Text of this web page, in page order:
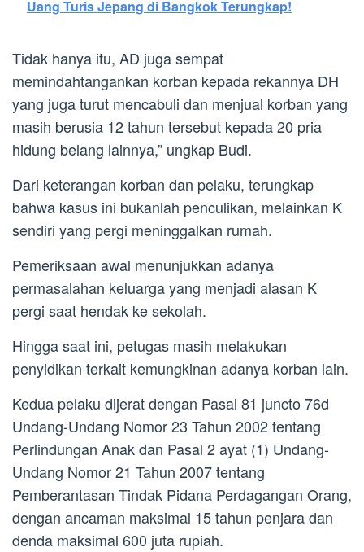
Uang Turis Jepang di Bangkok Terungkap!
Tidak hanya itu, AD juga sempat
memindahtangankan korban kepada rekannya DH
yang juga turut mencabuli dan menjual korban yang
masih berusia 12 tahun tersebut kepada 20 pria
hidung belang lainnya,” ungkap Budi.
Dari keterangan korban dan pelaku, terungkap
bahwa kasus ini bukanlah penculikan, melainkan K
sendiri yang pergi meninggalkan rumah.
Pemeriksaan awal menunjukkan adanya
permasalahan keluarga yang menjadi alasan K
pergi saat hendak ke sekolah.
Hingga saat ini, petugas masih melakukan
penyidikan terkait kemungkinan adanya korban lain.
Kedua pelaku dijerat dengan Pasal 81 juncto 76d
Undang-Undang Nomor 23 Tahun 2002 tentang
Perlindungan Anak dan Pasal 2 ayat (1) Undang-
Undang Nomor 21 Tahun 2007 tentang
Pemberantasan Tindak Pidana Perdagangan Orang,
dengan ancaman maksimal 15 tahun penjara dan
denda maksimal 600 juta rupiah.